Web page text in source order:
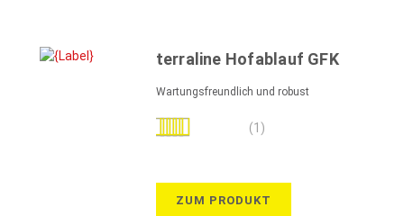
terraline Hofablauf GFK
Wartungsfreundlich und robust
Bewertung: (1)
ZUM PRODUKT